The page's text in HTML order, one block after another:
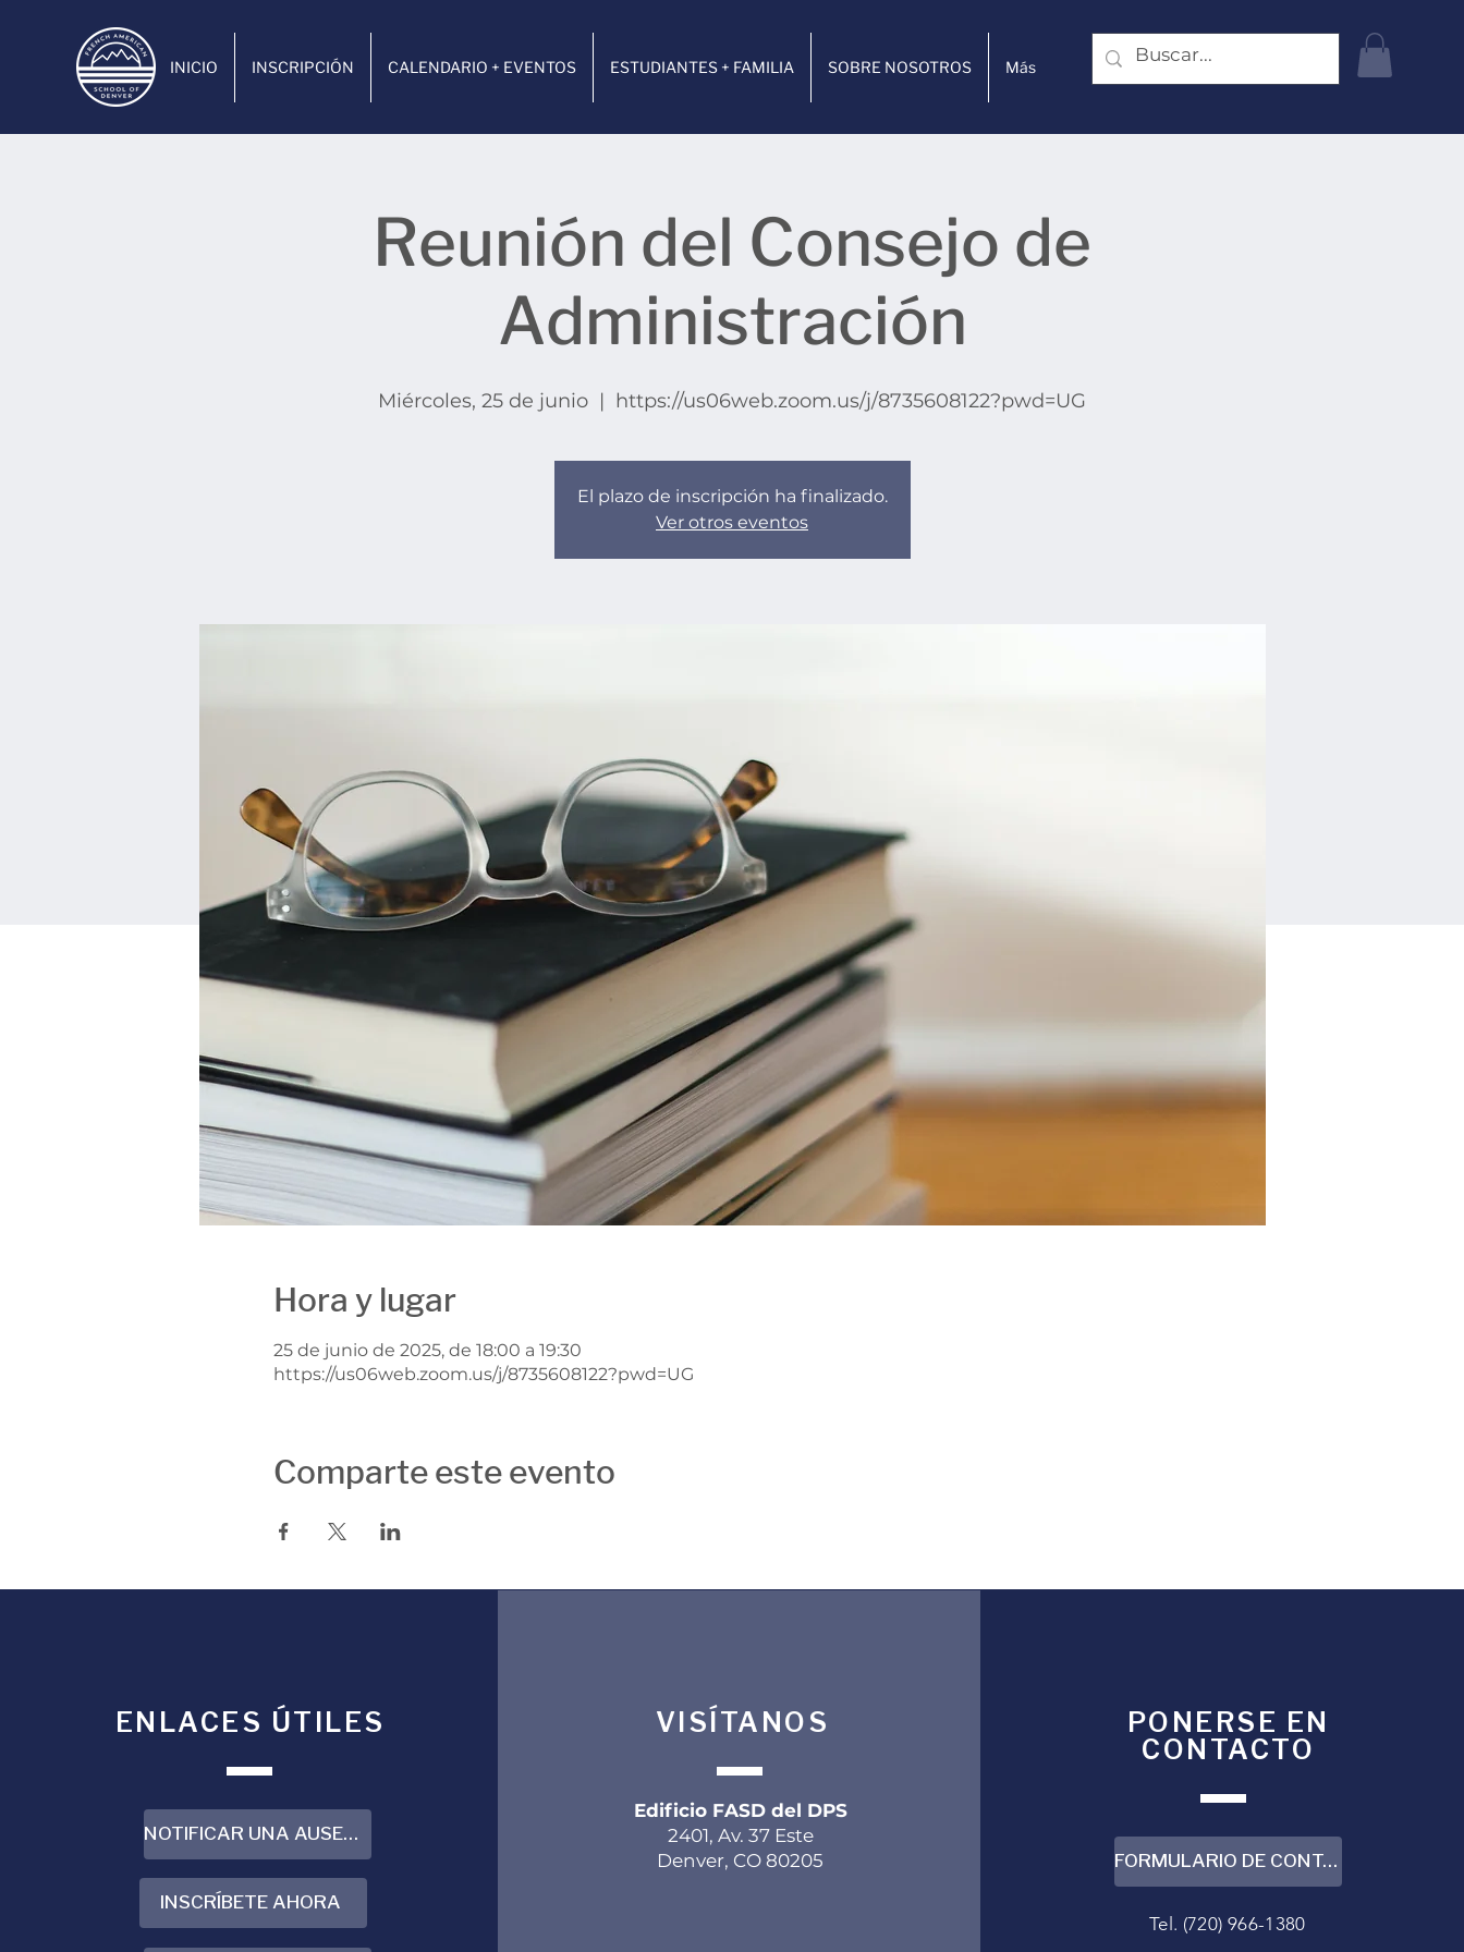
INICIO INSCRIPCIÓN CALENDARIO + EVENTOS ESTUDIANTES + FAMILIA SOBRE NOSOTROS Más
Reunión del Consejo de
Administración
Miércoles, 25 de junio
  |
https://us06web.zoom.us/j/8735608122?pwd=UG
El plazo de inscripción ha finalizado.
Ver otros eventos
Hora y lugar
25 de junio de 2025, de 18:00 a 19:30
https://us06web.zoom.us/j/8735608122?pwd=UG
Comparte este evento
ENLACES ÚTILES
NOTIFICAR UNA AUSENCIA
INSCRÍBETE AHORA
VISÍTANOS
Edificio FASD del DPS
2401, Av. 37 Este
Denver, CO 80205
PONERSE EN
CONTACTO
FORMULARIO DE CONTACTO
Tel. (720) 966-1380